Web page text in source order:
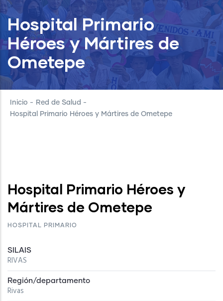
Hospital Primario
Héroes y Mártires de
Ometepe
Inicio - Red de Salud -
Hospital Primario Héroes y Mártires de Ometepe
Hospital Primario Héroes y
Mártires de Ometepe
HOSPITAL PRIMARIO
SILAIS
RIVAS
Región/departamento
Rivas